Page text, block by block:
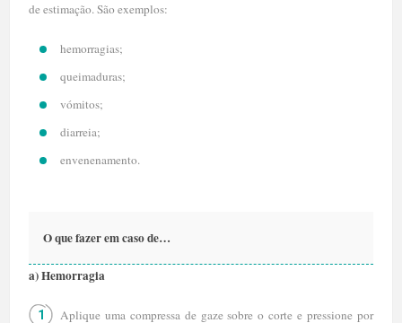
de estimação. São exemplos:
hemorragias;
queimaduras;
vómitos;
diarreia;
envenenamento.
O que fazer em caso de…
a) Hemorragia
Aplique uma compressa de gaze sobre o corte e pressione por